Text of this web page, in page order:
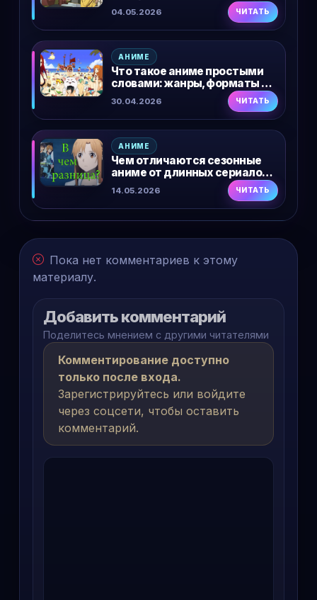
жанрам и состояниям
04.05.2026 ЧИТАТЬ
АНИМЕ
Что такое аниме простыми
словами: жанры, форматы и с
чего начать
30.04.2026 ЧИТАТЬ
АНИМЕ
Чем отличаются сезонные
аниме от длинных сериалов:
что выбрать и в чем разница
14.05.2026 ЧИТАТЬ
Пока нет комментариев к этому
материалу.
Добавить комментарий
Поделитесь мнением с другими читателями
Комментирование доступно
только после входа.
Зарегистрируйтесь или войдите
через соцсети, чтобы оставить
комментарий.